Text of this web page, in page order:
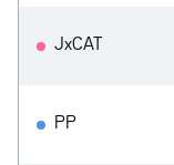
JxCAT
PP